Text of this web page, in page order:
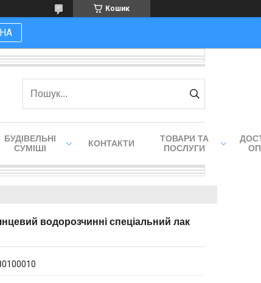
Кошик
БУДІВЕЛЬНІ
СУМІШІ
КОНТАКТИ
ТОВАРИ ТА
ПОСЛУГИ
водорозчинні спеціальний лак